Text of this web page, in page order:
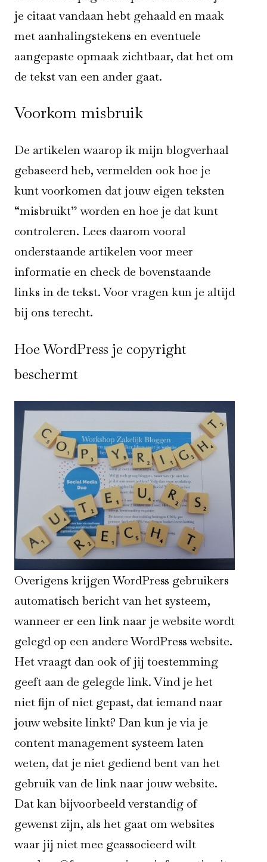
je citaat vandaan hebt gehaald en maak
met aanhalingstekens en eventuele
aangepaste opmaak zichtbaar, dat het om
de tekst van een ander gaat.
Voorkom misbruik
De artikelen waarop ik mijn blogverhaal
gebaseerd heb, vermelden ook hoe je
kunt voorkomen dat jouw eigen teksten
“misbruikt” worden en hoe je dat kunt
controleren. Lees daarom vooral
onderstaande artikelen voor meer
informatie en check de bovenstaande
links in de tekst. Voor vragen kun je altijd
bij ons terecht.
Hoe WordPress je copyright
beschermt
Overigens krijgen WordPress gebruikers
automatisch bericht van het systeem,
wanneer er een link naar je website wordt
gelegd op een andere WordPress website.
Het vraagt dan ook of jij toestemming
geeft aan de gelegde link. Vind je het
niet fijn of niet gepast, dat iemand naar
jouw website linkt? Dan kun je via je
content management systeem laten
weten, dat je niet gediend bent van het
gebruik van de link naar jouw website.
Dat kan bijvoorbeeld verstandig of
gewenst zijn, als het gaat om websites
waar jij niet mee geassocieerd wilt